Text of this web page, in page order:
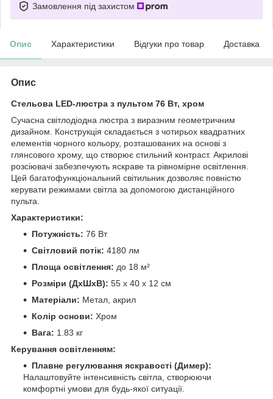
Замовлення під захистом
Опис Характеристики Відгуки про товар Доставка
Опис
Стельова LED-люстра з пультом 76 Вт, хром
Сучасна світлодіодна люстра з виразним геометричним
дизайном. Конструкція складається з чотирьох квадратних
елементів чорного кольору, розташованих на основі з
глянсового хрому, що створює стильний контраст. Акрилові
розсіювачі забезпечують яскраве та рівномірне освітлення.
Цей багатофункціональний світильник дозволяє повністю
керувати режимами світла за допомогою дистанційного
пульта.
Характеристики:
Потужність: 76 Вт
Світловий потік: 4180 лм
Площа освітлення: до 18 м²
Розміри (ДхШхВ): 55 х 40 х 12 см
Матеріали: Метал, акрил
Колір основи: Хром
Вага: 1.83 кг
Керування освітленням:
Плавне регулювання яскравості (Димер):
Налаштовуйте інтенсивність світла, створюючи
комфортні умови для будь-якої ситуації.